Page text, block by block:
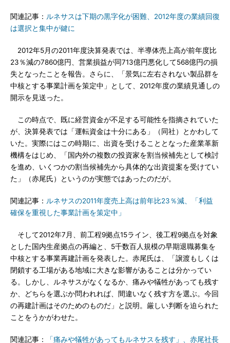
関連記事： ルネサスは下期の黒字化が困難、2012年度の業績回復
は選択と集中が鍵に
2012年5月の2011年度決算発表では、半導体売上高が前年度比
23％減の7860億円、営業損益が同713億円悪化して568億円の損
失となったことを報告。さらに、「景気に左右されない製品群を
中核とする事業計画を策定中」として、2012年度の業績見通しの
開示を見送った。
この時点で、既に経営資金が不足する可能性を指摘されていた
が、決算発表では「運転資金は十分にある」（同社）とかわして
いた。実際にはこの時期に、出資を受けることとなった産業革新
機構をはじめ、「国内外の複数の投資家を割当候補先として検討
を進め、いくつかの割当候補先から具体的な出資提案を受けてい
た」（赤尾氏）というのが実態ではあったのだが。
関連記事： ルネサスの2011年度売上高は前年比23％減、「利益
確保を重視した事業計画を策定中」
そして2012年7月、前工程9拠点15ライン、後工程9拠点を対象
とした国内生産拠点の再編と、5千数百人規模の早期退職募集を
中核とする事業再建計画を発表した。赤尾氏は、「譲渡もしくは
閉鎖する工場がある地域に大きな影響があることは分かってい
る。しかし、ルネサスがなくなるか、痛みや犠牲があっても残す
か、どちらを選ぶか問われれば、間違いなく残す方を選ぶ。今回
の再建計画はそのためのものだ」と説明。厳しい判断を迫られた
ことをうかがわせた。
関連記事：
「痛みや犠牲があってもルネサスを残す」、赤尾社長